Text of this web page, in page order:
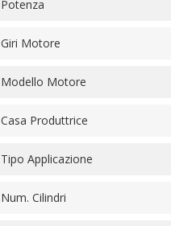
Potenza
Giri Motore
Modello Motore
Casa Produttrice
Tipo Applicazione
Num. Cilindri